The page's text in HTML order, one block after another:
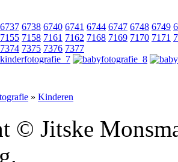
6737 6738 6740 6741 6744 6747 6748 6749
7155 7158 7161 7162 7168 7169 7170 7171
7374 7375 7376 7377
» Kinderen
© Jitske